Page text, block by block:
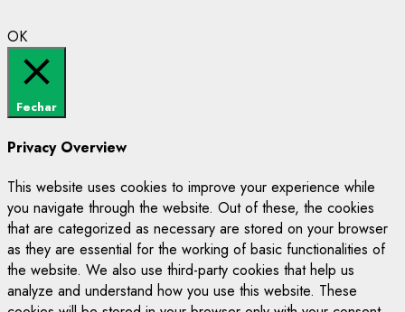
OK
Fechar
Privacy Overview
This website uses cookies to improve your experience while
you navigate through the website. Out of these, the cookies
that are categorized as necessary are stored on your browser
as they are essential for the working of basic functionalities of
the website. We also use third-party cookies that help us
analyze and understand how you use this website. These